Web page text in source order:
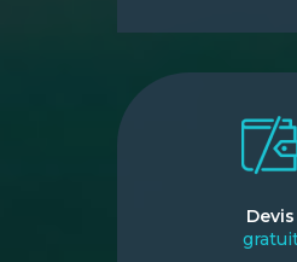
Devis